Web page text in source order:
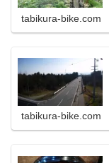
tabikura-bike.com
tabikura-bike.com